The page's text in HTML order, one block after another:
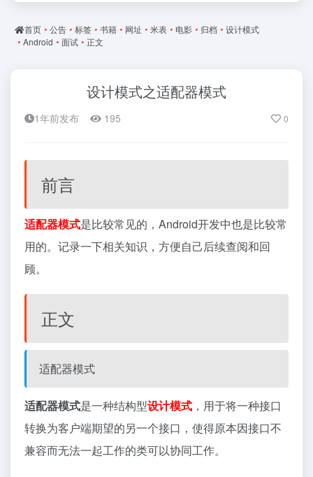
首页 • 公告 • 标签 • 书籍 • 网址 • 米表 • 电影 • 归档 • 设计模式
• Android • 面试 • 正文
设计模式之适配器模式
1年前发布 195 0
前言
适配器模式是比较常见的，Android开发中也是比较常
用的。记录一下相关知识，方便自己后续查阅和回
顾。
正文
适配器模式
适配器模式是一种结构型设计模式 ，用于将一种接口
转换为客户端期望的另一个接口，使得原本因接口不
兼容而无法一起工作的类可以协同工作。